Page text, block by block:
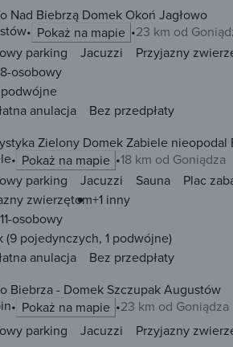
Nad Biebrzą Domek Okoń Jagłowo
Pokaż na mapie
23 km od
parking
Jacuzzi Przyjazny
osobowy
podwójne
anulacja
Bez przedpłaty
Zielony Domek Zabiele nieopodal
Pokaż na mapie
18 km od Goniądza
parking
Jacuzzi Sauna
Plac
zwierzętom+1 inny
osobowy
(9 pojedynczych, 1 podwójne)
anulacja
Bez przedpłaty
Biebrza - Domek Szczupak Augustów
Pokaż na mapie
23 km od Goniądza
parking
Jacuzzi Przyjazny